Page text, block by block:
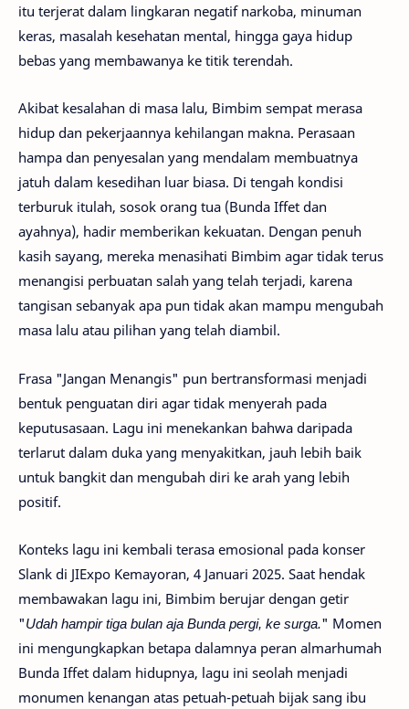
itu terjerat dalam lingkaran negatif narkoba, minuman
keras, masalah kesehatan mental, hingga gaya hidup
bebas yang membawanya ke titik terendah.
Akibat kesalahan di masa lalu, Bimbim sempat merasa
hidup dan pekerjaannya kehilangan makna. Perasaan
hampa dan penyesalan yang mendalam membuatnya
jatuh dalam kesedihan luar biasa. Di tengah kondisi
terburuk itulah, sosok orang tua (Bunda Iffet dan
ayahnya), hadir memberikan kekuatan. Dengan penuh
kasih sayang, mereka menasihati Bimbim agar tidak terus
menangisi perbuatan salah yang telah terjadi, karena
tangisan sebanyak apa pun tidak akan mampu mengubah
masa lalu atau pilihan yang telah diambil.
Frasa "Jangan Menangis" pun bertransformasi menjadi
bentuk penguatan diri agar tidak menyerah pada
keputusasaan. Lagu ini menekankan bahwa daripada
terlarut dalam duka yang menyakitkan, jauh lebih baik
untuk bangkit dan mengubah diri ke arah yang lebih
positif.
Konteks lagu ini kembali terasa emosional pada konser
Slank di JIExpo Kemayoran, 4 Januari 2025. Saat hendak
membawakan lagu ini, Bimbim berujar dengan getir
"Udah hampir tiga bulan aja Bunda pergi, ke surga." Momen
ini mengungkapkan betapa dalamnya peran almarhumah
Bunda Iffet dalam hidupnya, lagu ini seolah menjadi
monumen kenangan atas petuah-petuah bijak sang ibu